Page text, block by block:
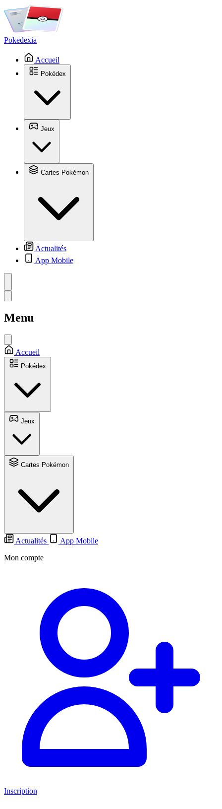
Pokedexia
Accueil
Actualités
App Mobile
Menu
Accueil
Actualités
App Mobile
Mon compte
Inscription